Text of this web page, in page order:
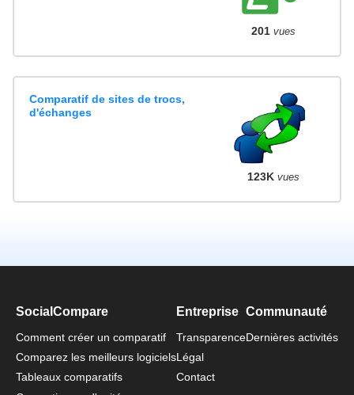
201 vues
Comparatif de sites de trocs,
d'échanges
123K vues
SocialCompare
Comment créer un comparatif
Comparez les meilleurs logiciels
Tableaux comparatifs
Entreprise
Transparence
Légal
Contact
Communauté
Dernières activités